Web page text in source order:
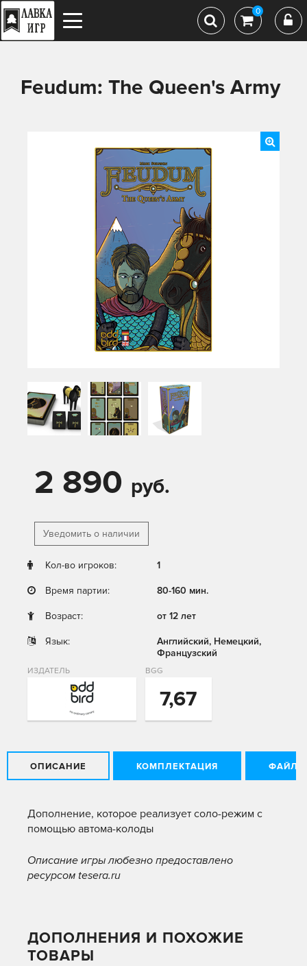
0
Feudum: The Queen's Army
2 890 руб.
Уведомить о наличии
Кол-во игроков: 1
Время партии: 80-160 мин.
Возраст: от 12 лет
Язык:
Английский, Немецкий,
Французский
ИЗДАТЕЛЬ BGG
7,67
ОПИСАНИЕ КОМПЛЕКТАЦИЯ ФАЙЛЫ
Дополнение, которое реализует соло-режим с
помощью автома-колоды
Описание игры любезно предоставлено
ресурсом tesera.ru
ДОПОЛНЕНИЯ И ПОХОЖИЕ
ТОВАРЫ